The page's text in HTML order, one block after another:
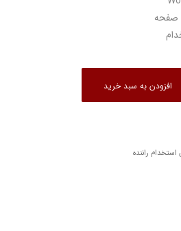
افزودن به سبد خرید
استخدام راننده